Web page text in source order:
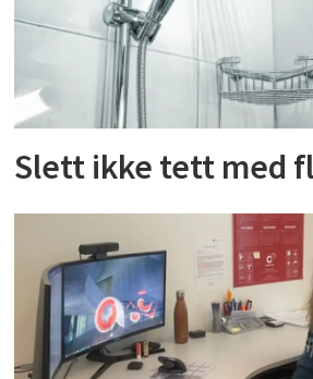
Slett ikke tett med